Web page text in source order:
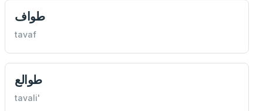
طواف
tavaf
طوالع
tavali'